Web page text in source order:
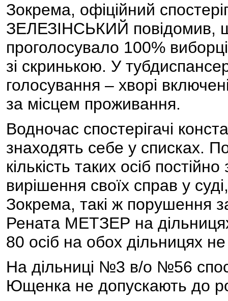
Зокрема, офіційний
ЗЕЛЕЗІНСЬКИЙ повідомив,
проголосувало 100%
зі скринькою. У
голосування – хворі
за місцем проживання.
Водночас спостерігачі
знаходять себе у списках.
кількість таких осіб
вирішення своїх справ у
Зокрема, такі ж порушення
Рената МЕТЗЕР на
80 осіб на обох дільницях
На дільниці №3 в/о №56
Ющенка не допускають до